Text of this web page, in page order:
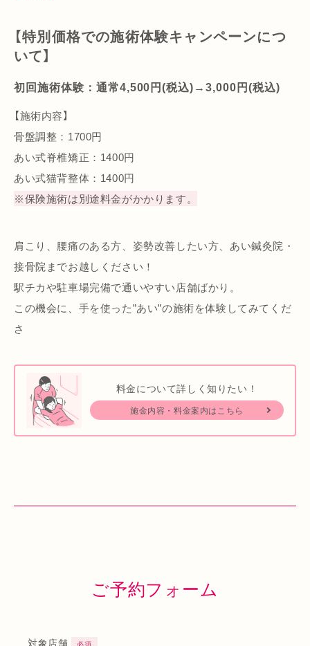
【特別価格での施術体験キャンペーンにつ
いて】
初回施術体験：通常4,500円(税込)→3,000円(税込)
【施術内容】
骨盤調整：1700円
あい式脊椎矯正：1400円
あい式猫背整体：1400円
※保険施術は別途料金がかかります。
肩こり、腰痛のある方、姿勢改善したい方、あい鍼灸院・
接骨院までお越しください！
駅チカや駐車場完備で通いやすい店舗ばかり。
この機会に、手を使った”あい”の施術を体験してみてくだ
さ
料金について詳しく知りたい！
施金内容・料金案内はこちら
ご予約フォーム
対象店舗 必須